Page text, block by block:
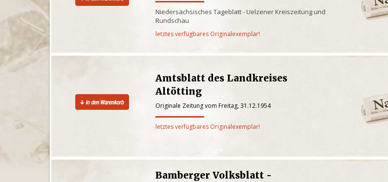
Niedersächsisches Tageblatt - Uelzener Kreiszeitung und
Rundschau
letztes verfügbares Originalexemplar!
Amtsblatt des Landkreises
Altötting
Originale Zeitung vom Freitag, 31.12.1954
letztes verfügbares Originalexemplar!
Bamberger Volksblatt -